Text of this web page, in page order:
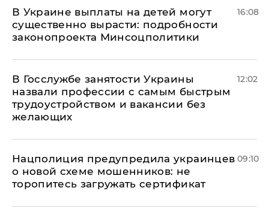
В Украине выплаты на детей могут
существенно вырасти: подробности
законопроекта Минсоцполитики
16:08
В Госслужбе занятости Украины
назвали профессии с самым быстрым
трудоустройством и вакансии без
желающих
12:02
Нацполиция предупредила украинцев
о новой схеме мошенников: не
торопитесь загружать сертификат
09:10